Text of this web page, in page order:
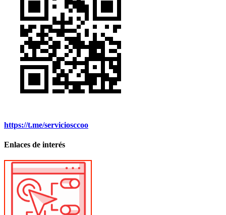
https://t.me/serviciosccoo
Enlaces de interés